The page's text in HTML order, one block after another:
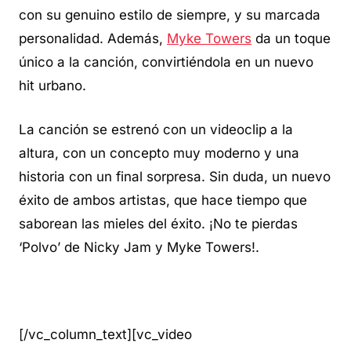
con su genuino estilo de siempre, y su marcada
personalidad. Además, Myke Towers da un toque
único a la canción, convirtiéndola en un nuevo
hit urbano.
La canción se estrenó con un videoclip a la
altura, con un concepto muy moderno y una
historia con un final sorpresa. Sin duda, un nuevo
éxito de ambos artistas, que hace tiempo que
saborean las mieles del éxito. ¡No te pierdas
‘Polvo’ de Nicky Jam y Myke Towers!.
[/vc_column_text][vc_video